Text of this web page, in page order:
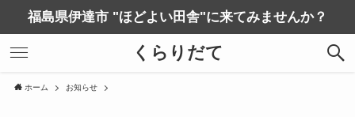
福島県伊達市 "ほどよい田舎"に来てみませんか？
くらりだて
ホーム お知らせ